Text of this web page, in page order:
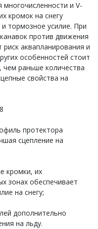
и V-
кромок на снегу
тормозное усилие. При
против движения
аквапланирования и
особенностей стоит
раньше количества
свойства на
протектора
сцепление на
кромки, их
зонах обеспечивает
на снегу;
дополнительно
на льду.